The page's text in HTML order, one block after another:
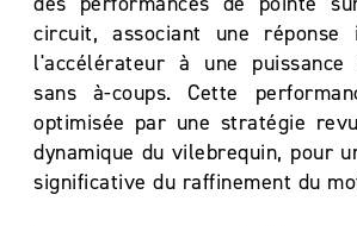
circuit, associant une réponse
l'accélérateur à une
sans à-coups. Cette
optimisée par une stratégie
dynamique du vilebrequin, pour
significative du raffinement du